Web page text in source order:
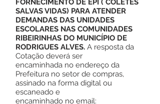
FORNECIMENTO DE EPI ( COLETES
SALVAS VIDAS) PARA ATENDER
DEMANDAS DAS UNIDADES
ESCOLARES NAS COMUNIDADES
RIBEIRINHAS DO MUNICÍPIO DE
RODRIGUES ALVES. A resposta da
Cotação deverá ser
encaminhada no endereço da
Prefeitura no setor de compras,
assinado na forma digital ou
escaneado e
encaminhado no email: